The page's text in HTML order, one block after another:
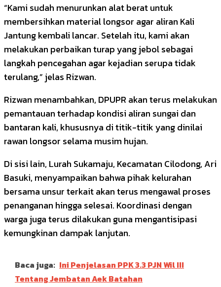
“Kami sudah menurunkan alat berat untuk
membersihkan material longsor agar aliran Kali
Jantung kembali lancar. Setelah itu, kami akan
melakukan perbaikan turap yang jebol sebagai
langkah pencegahan agar kejadian serupa tidak
terulang,” jelas Rizwan.
Rizwan menambahkan, DPUPR akan terus melakukan
pemantauan terhadap kondisi aliran sungai dan
bantaran kali, khususnya di titik-titik yang dinilai
rawan longsor selama musim hujan.
Di sisi lain, Lurah Sukamaju, Kecamatan Cilodong, Ari
Basuki, menyampaikan bahwa pihak kelurahan
bersama unsur terkait akan terus mengawal proses
penanganan hingga selesai. Koordinasi dengan
warga juga terus dilakukan guna mengantisipasi
kemungkinan dampak lanjutan.
Baca juga: Ini Penjelasan PPK 3.3 PJN Wil III
Tentang Jembatan Aek Batahan